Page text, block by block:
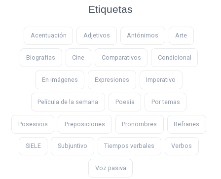
Etiquetas
Acentuación Adjetivos Antónimos Arte
Biografías Cine Comparativos Condicional
En imágenes Expresiones Imperativo
Película de la semana Poesía Por temas
Posesivos Preposiciones Pronombres Refranes
SIELE Subjuntivo Tiempos verbales Verbos
Voz pasiva